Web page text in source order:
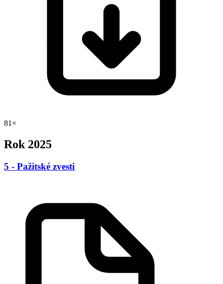
81×
Rok 2025
5 - Pažitské zvesti